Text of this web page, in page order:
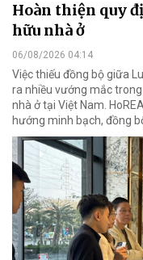
Hoàn thiện quy
hữu nhà ở
06/08/2026 04:14
Việc thiếu đồng bộ giữa
ra nhiều vướng mắc
nhà ở tại Việt Nam.
hướng minh bạch, đồng